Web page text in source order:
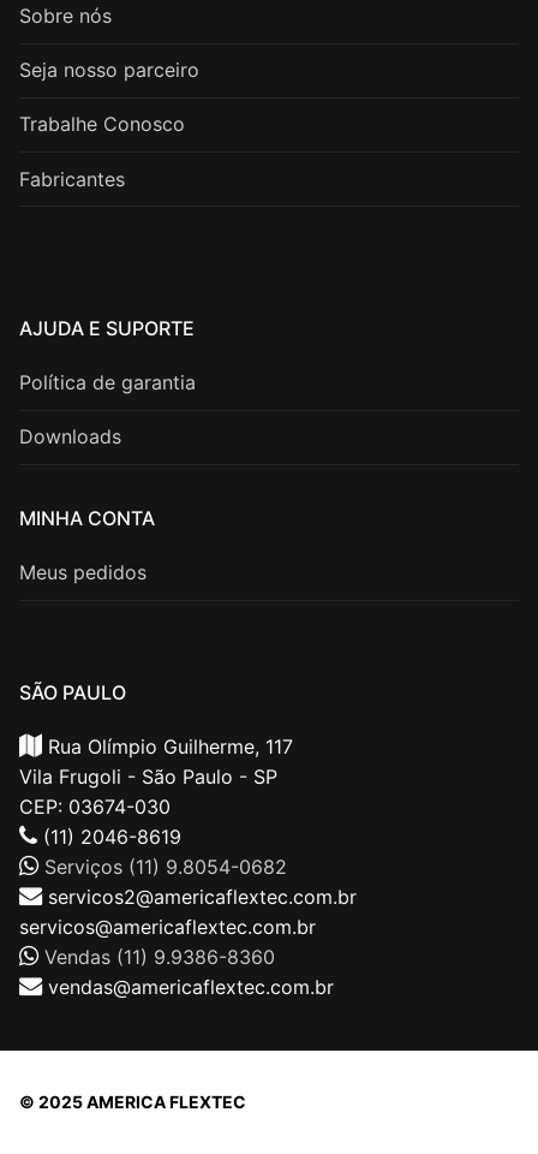
Sobre nós
Seja nosso parceiro
Trabalhe Conosco
Fabricantes
AJUDA E SUPORTE
Política de garantia
Downloads
MINHA CONTA
Meus pedidos
SÃO PAULO
Rua Olímpio Guilherme, 117
Vila Frugoli - São Paulo - SP
CEP: 03674-030
(11) 2046-8619
Serviços (11) 9.8054-0682
servicos2@americaflextec.com.br
servicos@americaflextec.com.br
Vendas (11) 9.9386-8360
vendas@americaflextec.com.br
© 2025 AMERICA FLEXTEC